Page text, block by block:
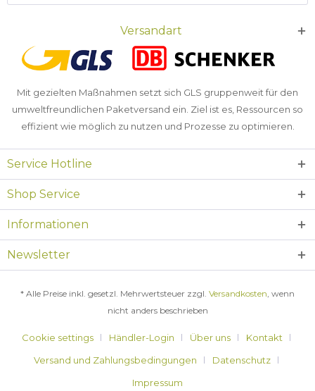
Versandart
Mit gezielten Maßnahmen setzt sich GLS gruppenweit für den
umweltfreundlichen Paketversand ein. Ziel ist es, Ressourcen so
effizient wie möglich zu nutzen und Prozesse zu optimieren.
Service Hotline
Shop Service
Informationen
Newsletter
* Alle Preise inkl. gesetzl. Mehrwertsteuer zzgl. Versandkosten, wenn
nicht anders beschrieben
Cookie settings Händler-Login Über uns
Kontakt
Versand und Zahlungsbedingungen
Datenschutz
Impressum